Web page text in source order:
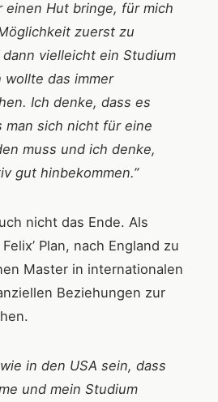
einen Hut bringe, für mich
zuerst zu
vielleicht ein Studium
wollte das immer
Ich denke, dass es
man sich nicht für eine
muss und ich denke,
gut hinbekommen.”
nicht das Ende. Als
Plan, nach England zu
Master in internationalen
Beziehungen zur
in den USA sein, dass
und mein Studium